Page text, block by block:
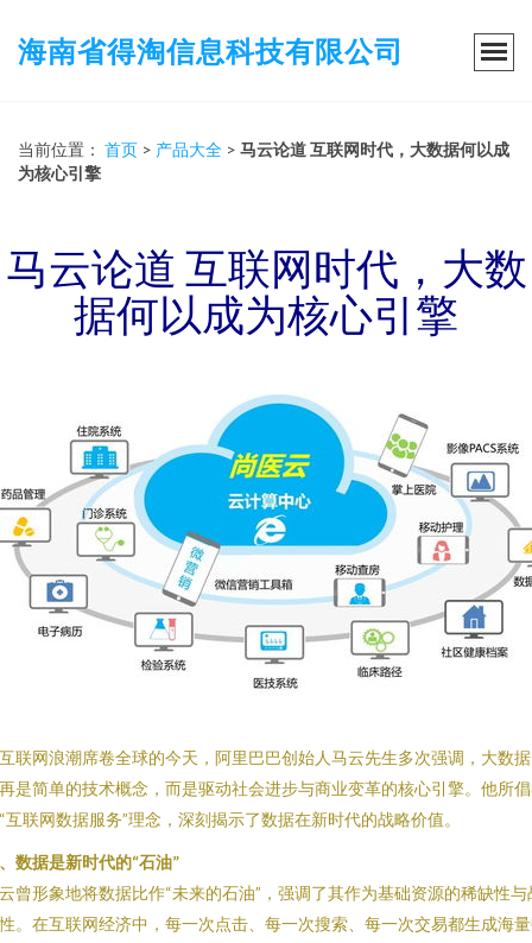
海南省得淘信息科技有限公司
当前位置： 首页 > 产品大全 > 马云论道 互联网时代，大数据何以成
为核心引擎
马云论道 互联网时代，大数
据何以成为核心引擎
联网浪潮席卷全球的今天，阿里巴巴创始人马云先生多次强调，大数
是简单的技术概念，而是驱动社会进步与商业变革的核心引擎。他所
互联网数据服务”理念，深刻揭示了数据在新时代的战略价值。
数据是新时代的“石油”
曾形象地将数据比作“未来的石油”，强调了其作为基础资源的稀缺性与
。在互联网经济中，每一次点击、每一次搜索、每一次交易都生成海